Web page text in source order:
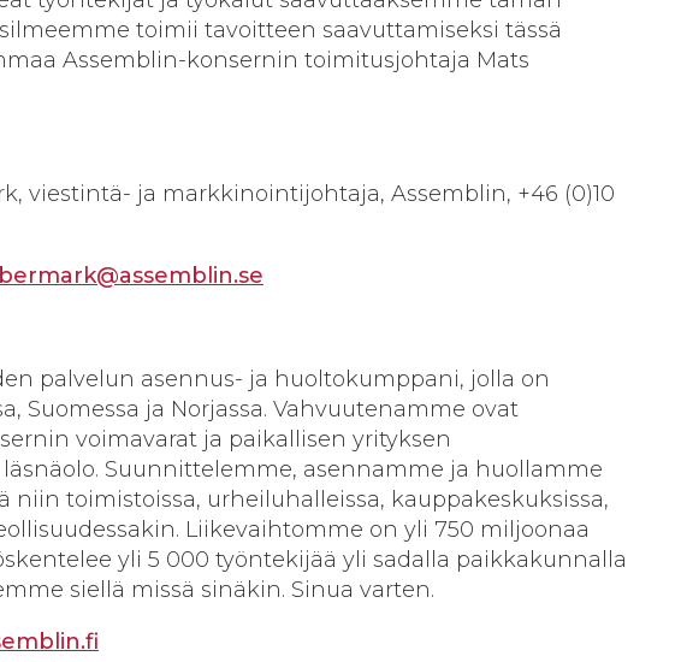
toimii tavoitteen saavuttamiseksi tässä
Assemblin-konsernin toimitusjohtaja Mats
viestintä- ja markkinointijohtaja, Assemblin, +46 (0)10
palvelun asennus- ja huoltokumppani, jolla on
Suomessa ja Norjassa. Vahvuutenamme ovat
voimavarat ja paikallisen yrityksen
Suunnittelemme, asennamme ja huollamme
niin toimistoissa, urheiluhalleissa, kauppakeskuksissa,
Liikevaihtomme on yli 750 miljoonaa
yli 5 000 työntekijää yli sadalla paikkakunnalla
siellä missä sinäkin. Sinua varten.